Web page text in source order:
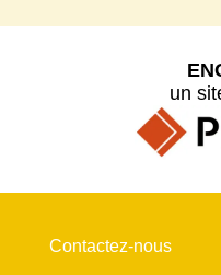
un
Contactez-nous